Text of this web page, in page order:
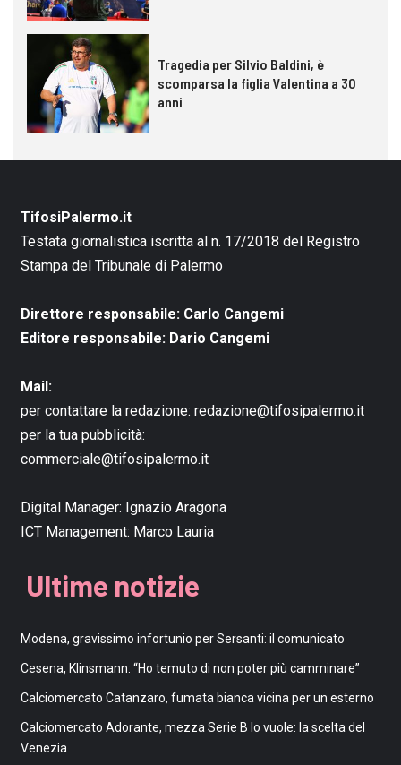
Tragedia per Silvio Baldini, è
scomparsa la figlia Valentina a 30
anni
TifosiPalermo.it
Testata giornalistica iscritta al n. 17/2018 del Registro
Stampa del Tribunale di Palermo
Direttore responsabile: Carlo Cangemi
Editore responsabile: Dario Cangemi
Mail:
per contattare la redazione: redazione@tifosipalermo.it
per la tua pubblicità:
commerciale@tifosipalermo.it
Digital Manager: Ignazio Aragona
ICT Management: Marco Lauria
Ultime notizie
Modena, gravissimo infortunio per Sersanti: il comunicato
Cesena, Klinsmann: “Ho temuto di non poter più camminare”
Calciomercato Catanzaro, fumata bianca vicina per un esterno
Calciomercato Adorante, mezza Serie B lo vuole: la scelta del
Venezia